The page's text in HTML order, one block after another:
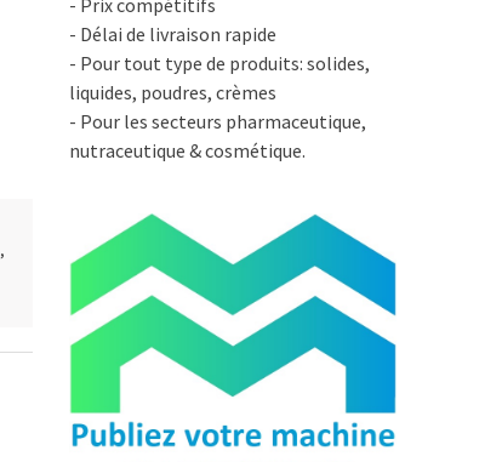
,
- Délai de livraison rapide
- Pour tout type de produits: solides,
liquides, poudres, crèmes
- Pour les secteurs pharmaceutique,
nutraceutique & cosmétique.